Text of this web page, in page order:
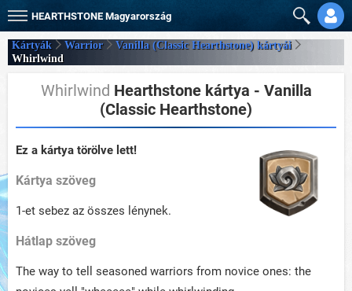
HEARTHSTONE Magyarország
Kártyák Warrior
Vanilla (Classic Hearthstone) kártyái
Whirlwind
Whirlwind Hearthstone kártya - Vanilla
(Classic Hearthstone)
Ez a kártya törölve lett!
Kártya szöveg
1-et sebez az összes lénynek.
Hátlap szöveg
The way to tell seasoned warriors from novice ones: the